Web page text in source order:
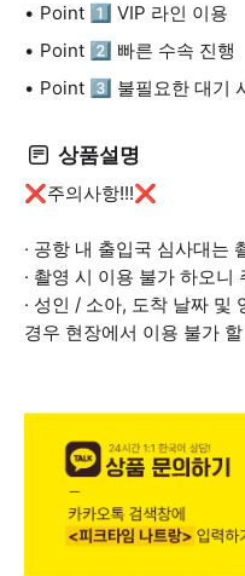
Point 1️⃣ VIP 라인 이용
Point 2️⃣ 빠른 수속 진행
Point 3️⃣ 불필요한 대기
상품설명
❌주의사항!!!❌
· 공항 내 출입국 심사대는
· 촬영 시 이용 불가 하오니
· 성인 / 소아, 도착 날짜 및
경우 현장에서 이용 불가